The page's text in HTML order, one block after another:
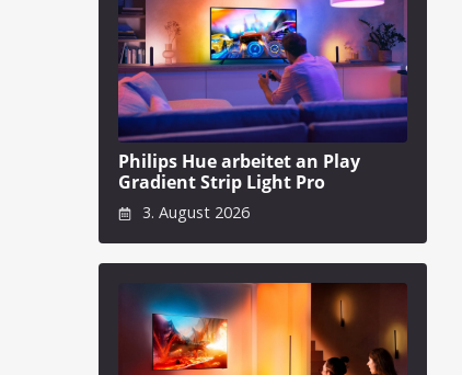
Philips Hue arbeitet an Play
Gradient Strip Light Pro
3. August 2026